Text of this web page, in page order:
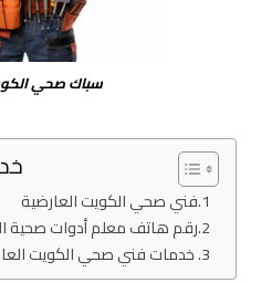
سباك صحي
فني صحي الكويت العارضية
رقم هاتف معلم أدوات صحية الكويت
خدمات فني صحي الكويت